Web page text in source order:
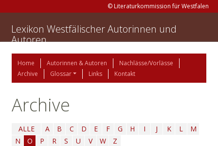
© Literaturkommission für Westfalen
Lexikon Westfälischer Autorinnen und
Autoren
Home Autorinnen & Autoren
Nachlässe/Vorlässe
Archive
Glossar Links Kontakt
Archive
ALLE A B C D E F G H I J K L
M
N
O P R S U V W Z